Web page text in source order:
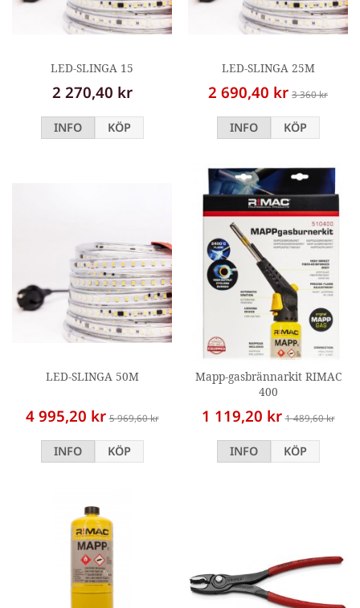
LED-SLINGA 15
2 270,40 kr
INFO KÖP
LED-SLINGA 25M
2 690,40 kr 3 360 kr
INFO KÖP
LED-SLINGA 50M
4 995,20 kr 5 969,60 kr
INFO KÖP
Mapp-gasbrännarkit RIMAC
400
1 119,20 kr 1 489,60 kr
INFO KÖP